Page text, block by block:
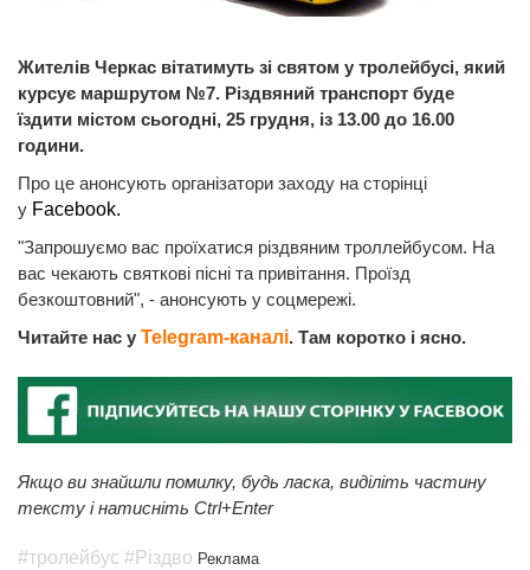
Жителів Черкас вітатимуть зі святом у тролейбусі, який
курсує маршрутом №7. Різдвяний транспорт буде
їздити містом сьогодні, 25 грудня, із 13.00 до 16.00
години.
Про це анонсують організатори заходу на сторінці
у Facebook.
"Запрошуємо вас проїхатися різдвяним троллейбусом. На
вас чекають святкові пісні та привітання. Проїзд
безкоштовний", - анонсують у соцмережі.
Читайте нас у Telegram-каналі. Там коротко і ясно.
Якщо ви знайшли помилку, будь ласка, виділіть частину
тексту і натисніть Ctrl+Enter
#тролейбус #Різдво Реклама